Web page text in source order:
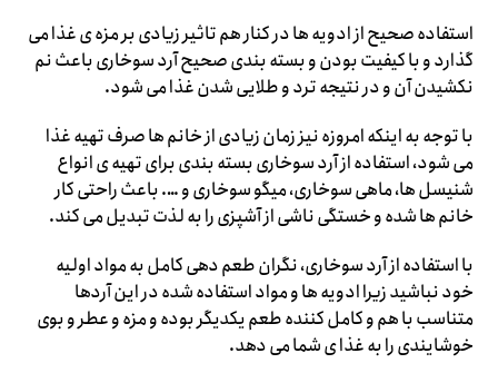
استفاده صحیح از ادویه ها در کنار هم تاثیر زیادی بر مزه ی غذا می
گذارد و با کیفیت بودن و بسته بندی صحیح آرد سوخاری باعث نم
نکشیدن آن و در نتیجه ترد و طلایی شدن غذا می شود.
با توجه به اینکه امروزه نیز زمان زیادی از خانم ها صرف تهیه غذا
می شود، استفاده از آرد سوخاری بسته بندی برای تهیه ی انواع
شنیسل ها، ماهی سوخاری، میگو سوخاری و …. باعث راحتی کار
خانم ها شده و خستگی ناشی از آشپزی را به لذت تبدیل می کند.
با استفاده از آرد سوخاری، نگران طعم دهی کامل به مواد اولیه
خود نباشید زیرا ادویه ها و مواد استفاده شده در این آردها
متناسب با هم و کامل کننده طعم یکدیگر بوده و مزه و عطر و بوی
خوشایندی را به غذا ی شما می دهد.